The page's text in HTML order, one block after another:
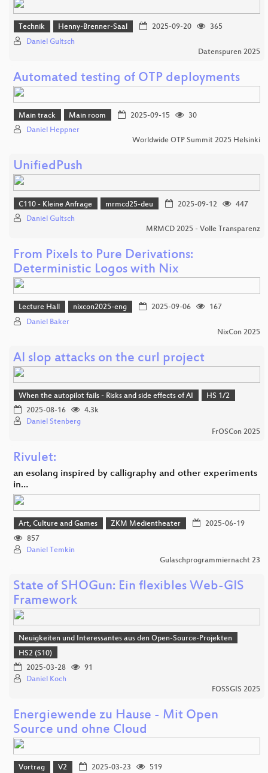
Technik Henny-Brenner-Saal 2025-09-20
365
Daniel Gultsch
Datenspuren 2025
Automated testing of OTP deployments
Main track Main room 2025-09-15
30
Daniel Heppner
Worldwide OTP Summit 2025 Helsinki
UnifiedPush
C110 - Kleine Anfrage mrmcd25-deu 2025-09-12
447
Daniel Gultsch
MRMCD 2025 - Volle Transparenz
From Pixels to Pure Derivations:
Deterministic Logos with Nix
Lecture Hall nixcon2025-eng 2025-09-06
167
Daniel Baker
NixCon 2025
AI slop attacks on the curl project
When the autopilot fails - Risks and side effects of AI
HS 1/2
2025-08-16
4.3k
Daniel Stenberg
FrOSCon 2025
Rivulet:
an esolang inspired by calligraphy and other experiments
in…
Art, Culture and Games ZKM Medientheater
2025-06-19
857
Daniel Temkin
Gulaschprogrammiernacht 23
State of SHOGun: Ein flexibles Web-GIS
Framework
Neuigkeiten und Interessantes aus den Open-Source-Projekten
HS2 (S10)
2025-03-28
91
Daniel Koch
FOSSGIS 2025
Energiewende zu Hause - Mit Open
Source und ohne Cloud
Vortrag V2 2025-03-23
519